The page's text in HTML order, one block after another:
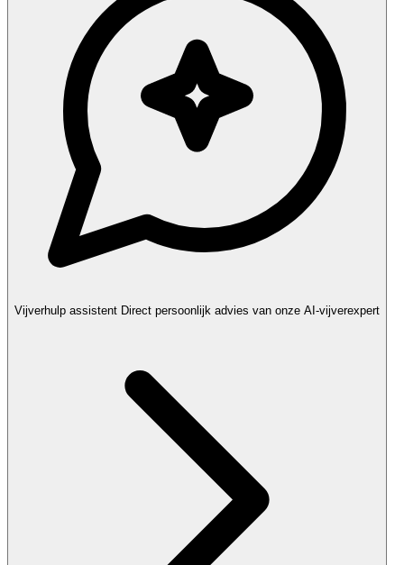
Vijverhulp assistent Direct persoonlijk advies van onze AI-vijverexpert